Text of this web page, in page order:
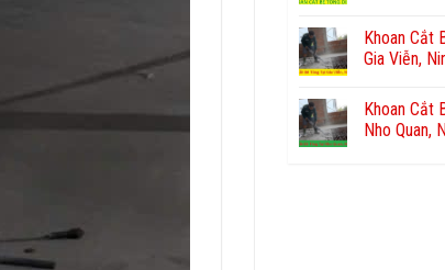
Khoan Cắt
Gia Viễn,
Khoan Cắt
Nho Quan,